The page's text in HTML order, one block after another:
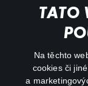
TATO
Na těchto
cookies či
a
Můj účet
Důležité odkazy
facebook